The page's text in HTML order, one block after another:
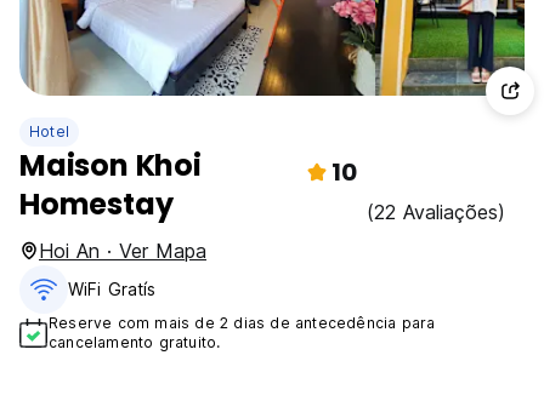
Hotel
Maison Khoi
Homestay
10
(22 Avaliações)
Hoi An · Ver Mapa
WiFi Gratís
Reserve com mais de 2 dias de antecedência para
cancelamento gratuito.